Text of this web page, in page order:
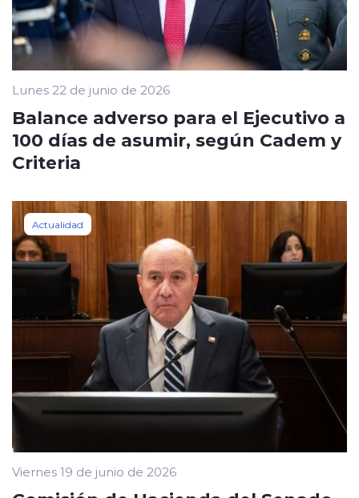
Lunes 22 de junio de 2026
Balance adverso para el Ejecutivo a
100 días de asumir, según Cadem y
Criteria
Actualidad
Viernes 19 de junio de 2026